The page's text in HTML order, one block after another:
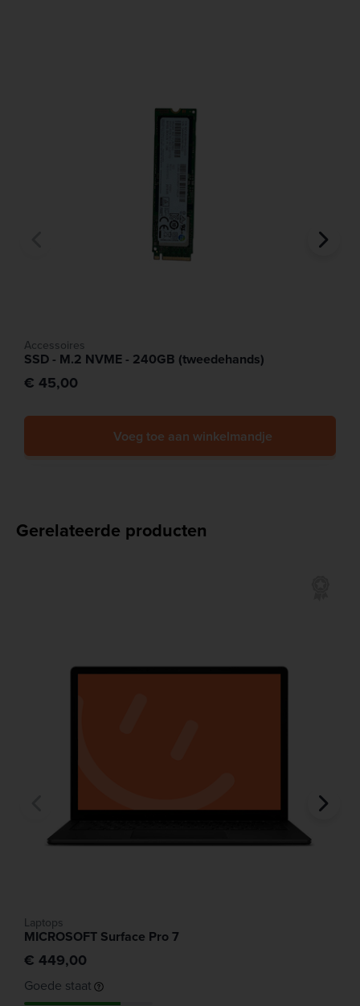
Accessoires
SSD - M.2 NVME - 240GB (tweedehands)
€ 45,00
Voeg toe aan winkelmandje
Gerelateerde producten
Laptops
MICROSOFT Surface Pro 7
€ 449,00
Goede staat